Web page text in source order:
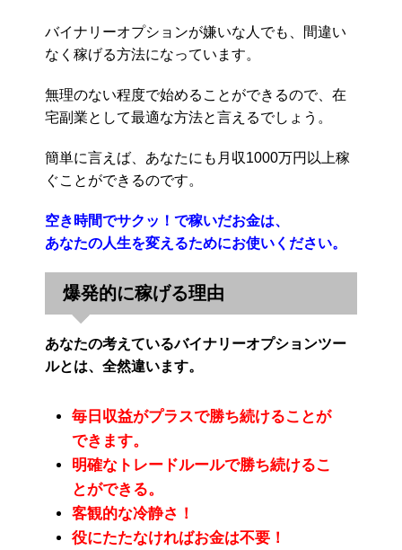
バイナリーオプションが嫌いな人でも、間違い
なく稼げる方法になっています。
無理のない程度で始めることができるので、在
宅副業として最適な方法と言えるでしょう。
簡単に言えば、あなたにも月収1000万円以上稼
ぐことができるのです。
空き時間でサクッ！で稼いだお金は、
あなたの人生を変えるためにお使いください。
爆発的に稼げる理由
あなたの考えているバイナリーオプションツー
ルとは、全然違います。
毎日収益がプラスで勝ち続けることが
できます。
明確なトレードルールで勝ち続けるこ
とができる。
客観的な冷静さ！
役にたたなければお金は不要！